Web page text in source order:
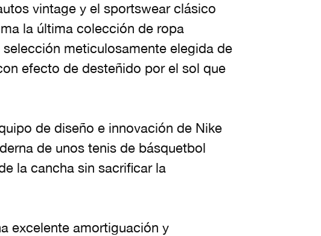
vintage y el sportswear clásico
la última colección de ropa
meticulosamente elegida de
efecto de desteñido por el sol que
de diseño e innovación de Nike
de unos tenis de básquetbol
la cancha sin sacrificar la
excelente amortiguación y